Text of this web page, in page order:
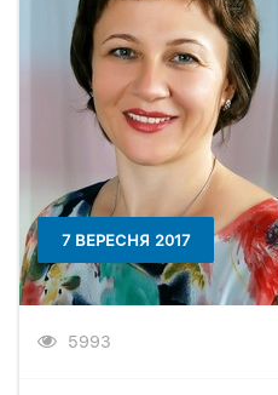
7 ВЕРЕСНЯ 2017
5993